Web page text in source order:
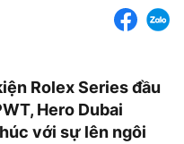
Rolex Series đầu
Hero Dubai
với sự lên ngôi